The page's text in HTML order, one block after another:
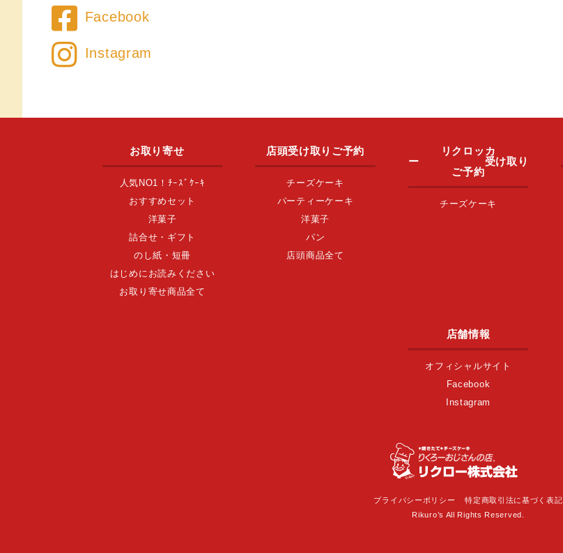
Facebook
Instagram
お取り寄せ
人気NO1！ﾁｰｽﾞｹｰｷ
おすすめセット
洋菓子
詰合せ・ギフト
のし紙・短冊
はじめにお読みください
お取り寄せ商品全て
店頭受け取りご予約
チーズケーキ
パーティーケーキ
洋菓子
パン
店頭商品全て
リクロッカ
ー 受け取り
ご予約
チーズケーキ
店舗情報
オフィシャルサイト
Facebook
Instagram
プライバシーポリシー
特定商取引法に基づく表記
Rikuro’s All Rights Reserved.